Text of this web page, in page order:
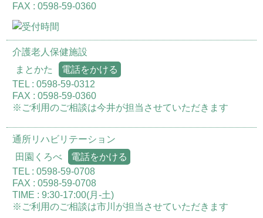
FAX : 0598-59-0360
介護老人保健施設
まとかた
電話をかける
TEL : 0598-59-0312
FAX : 0598-59-0360
※ご利用のご相談は今井が担当させていただきます
通所リハビリテーション
田園くろべ
電話をかける
TEL : 0598-59-0708
FAX : 0598-59-0708
TIME : 9:30-17:00(月-土)
※ご利用のご相談は市川が担当させていただきます